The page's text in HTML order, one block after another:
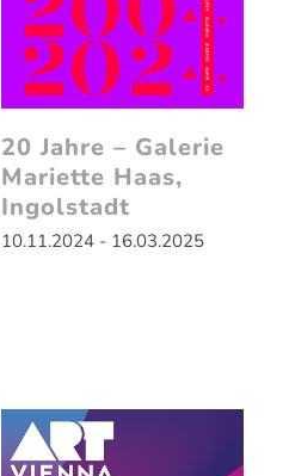
20 Jahre – Galerie
Mariette Haas,
Ingolstadt
10.11.2024 - 16.03.2025